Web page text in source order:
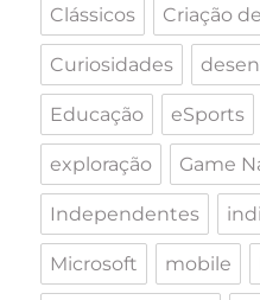
Clássicos Criação
Curiosidades
Educação eSports
exploração Game
Independentes
Microsoft mobile